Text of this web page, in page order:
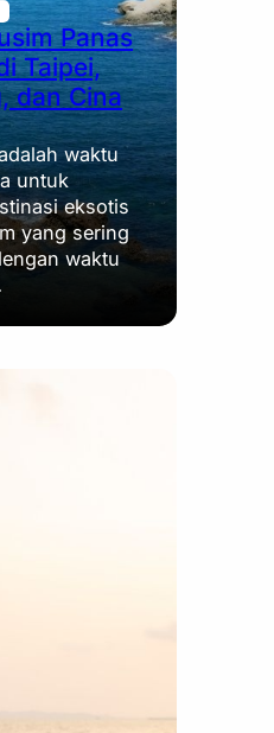
Panas
Taipei,
dan Cina
waktu
untuk
eksotis
yang sering
waktu